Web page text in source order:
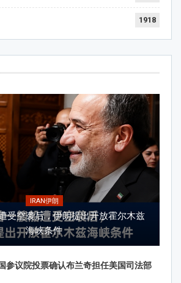
1918
IRAN伊朗
受空袭后，伊朗提出开放霍尔木兹
海峡条件
参议院投票确认布兰奇担任美国司法部